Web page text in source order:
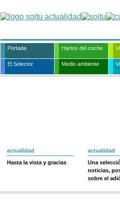
Portada Hartos del coche
El Selector Medio ambiente
actualidad
Hasta la vista y gracias
actualidad
Una
noticias,
sobre el